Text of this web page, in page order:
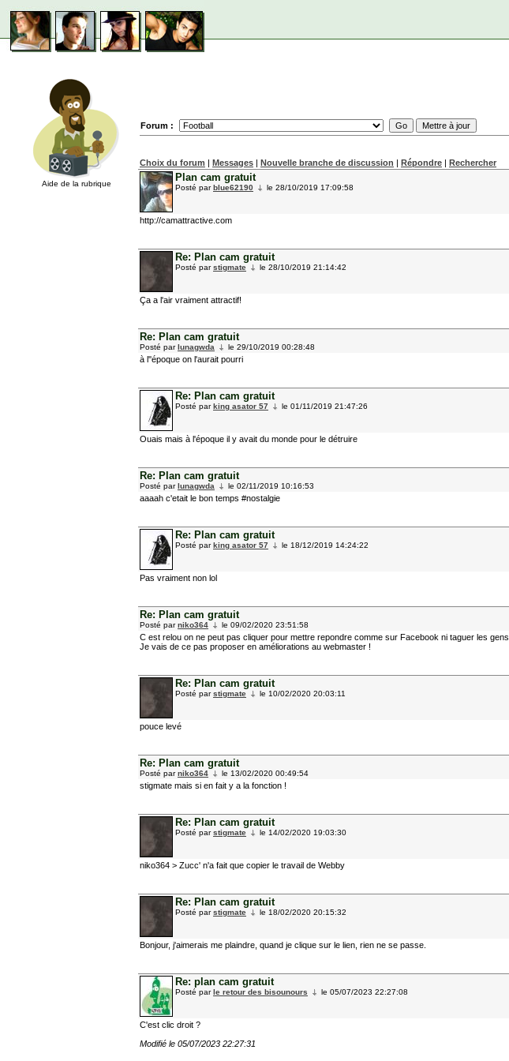
Aide de la rubrique
Forum :
Choix du forum | Messages | Nouvelle branche de discussion | Répondre | Rechercher
Plan cam gratuit
Posté parblue62190 le 28/10/2019 17:09:58
http://camattractive.com
Re: Plan cam gratuit
Posté parstigmate le 28/10/2019 21:14:42
Ça a l'air vraiment attractif!
Re: Plan cam gratuit
Posté parlunagwda le 29/10/2019 00:28:48
à l''époque on l'aurait pourri
Re: Plan cam gratuit
Posté parking asator 57 le 01/11/2019 21:47:26
Ouais mais à l'époque il y avait du monde pour le détruire
Re: Plan cam gratuit
Posté parlunagwda le 02/11/2019 10:16:53
aaaah c'etait le bon temps #nostalgie
Re: Plan cam gratuit
Posté parking asator 57 le 18/12/2019 14:24:22
Pas vraiment non lol
Re: Plan cam gratuit
Posté parniko364 le 09/02/2020 23:51:58
C est relou on ne peut pas cliquer pour mettre repondre comme sur Facebook ni taguer les gens
Je vais de ce pas proposer en améliorations au webmaster !
Re: Plan cam gratuit
Posté parstigmate le 10/02/2020 20:03:11
pouce levé
Re: Plan cam gratuit
Posté parniko364 le 13/02/2020 00:49:54
stigmate mais si en fait y a la fonction !
Re: Plan cam gratuit
Posté parstigmate le 14/02/2020 19:03:30
niko364 > Zucc' n'a fait que copier le travail de Webby
Re: Plan cam gratuit
Posté parstigmate le 18/02/2020 20:15:32
Bonjour, j'aimerais me plaindre, quand je clique sur le lien, rien ne se passe.
Re: plan cam gratuit
Posté parle retour des bisounours le 05/07/2023 22:27:08
C'est clic droit ?
Modifié le 05/07/2023 22:27:31